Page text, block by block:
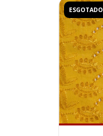
ESGOTADO